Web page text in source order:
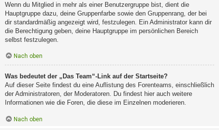
Wenn du Mitglied in mehr als einer Benutzergruppe bist, dient die
Hauptgruppe dazu, deine Gruppenfarbe sowie den Gruppenrang, der bei
dir standardmäßig angezeigt wird, festzulegen. Ein Administrator kann dir
die Berechtigung geben, deine Hauptgruppe im persönlichen Bereich
selbst festzulegen.
Nach oben
Was bedeutet der „Das Team“-Link auf der Startseite?
Auf dieser Seite findest du eine Auflistung des Forenteams, einschließlich
der Administratoren, der Moderatoren. Du findest hier auch weitere
Informationen wie die Foren, die diese im Einzelnen moderieren.
Nach oben